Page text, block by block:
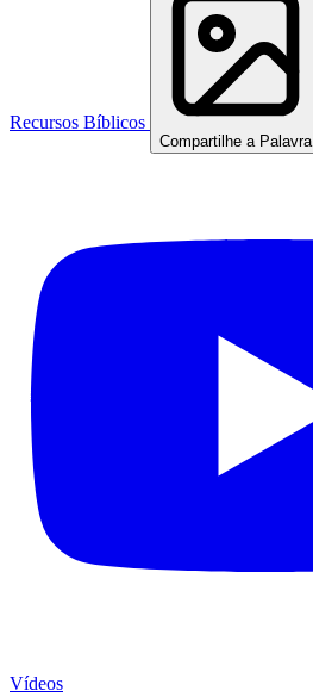
Recursos Bíblicos
Compartilhe a Palavra
Vídeos